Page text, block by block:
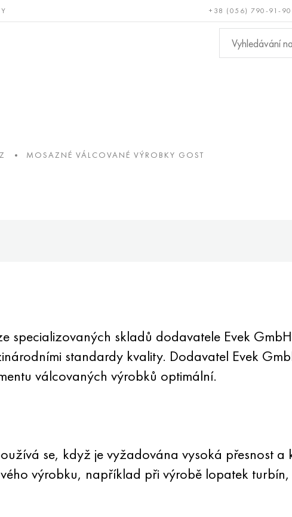
+38 (056) 790-91-90
Bronz, měď, Neželezné
kovy
MOSAZNÉ VÁLCOVANÉ VÝROBKY GOST
specializovaných skladů dodavatele Evek
standardy kvality. Dodavatel Evek
válcovaných výrobků optimální.
se, když je vyžadována vysoká přesnost a
výrobku, například při výrobě lopatek